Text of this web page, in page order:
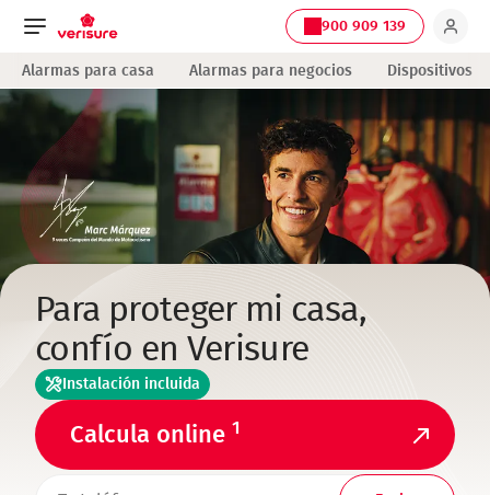
Navegación
principal
Alarmas para casa Alarmas para negocios Dispositivos
900 909 139
Para proteger mi casa,
confío en Verisure
Instalación incluida
Calcula online 1